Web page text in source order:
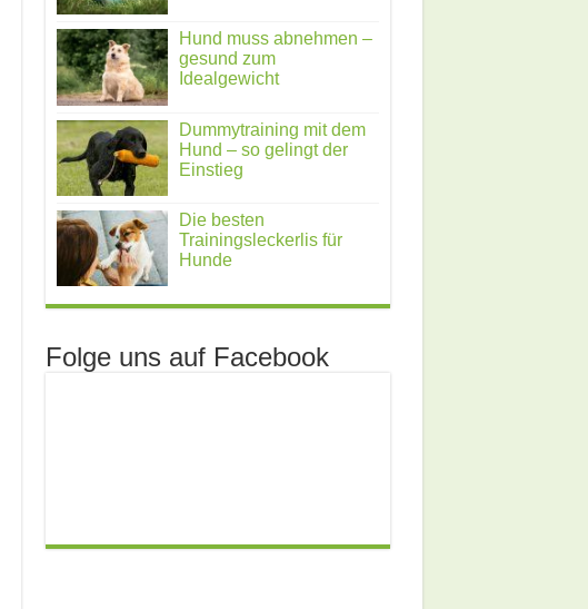
Hund muss abnehmen –
gesund zum
Idealgewicht
Dummytraining mit dem
Hund – so gelingt der
Einstieg
Die besten
Trainingsleckerlis für
Hunde
Folge uns auf Facebook